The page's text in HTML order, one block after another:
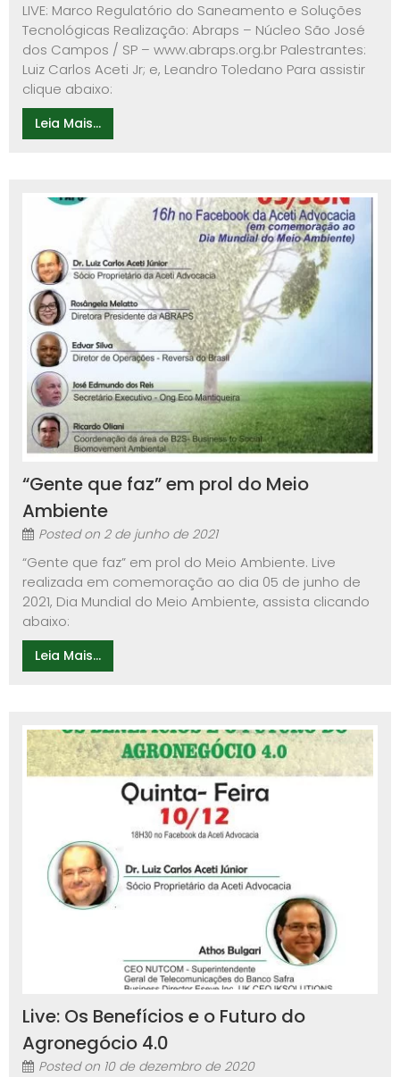
LIVE: Marco Regulatório do Saneamento e Soluções
Tecnológicas Realização: Abraps – Núcleo São José
dos Campos / SP – www.abraps.org.br Palestrantes:
Luiz Carlos Aceti Jr; e, Leandro Toledano Para assistir
clique abaixo:
Leia Mais...
“Gente que faz” em prol do Meio
Ambiente
Posted on 2 de junho de 2021
“Gente que faz” em prol do Meio Ambiente. Live
realizada em comemoração ao dia 05 de junho de
2021, Dia Mundial do Meio Ambiente, assista clicando
abaixo:
Leia Mais...
Live: Os Benefícios e o Futuro do
Agronegócio 4.0
Posted on 10 de dezembro de 2020